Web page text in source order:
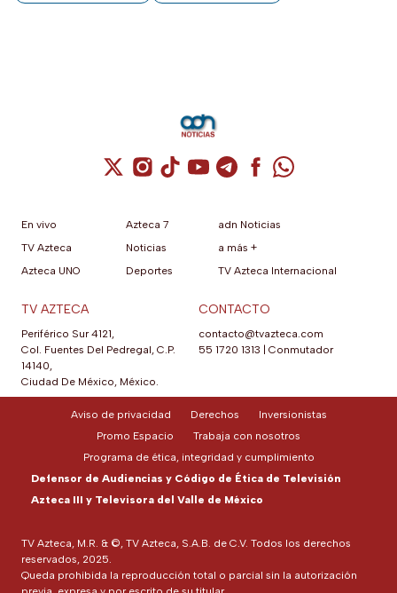
Cuenta de X / Twitter (se abre en una
Cuenta de Instagram (se abre en una
Cuenta de TikTok (se abre en
Cuenta de YouTube (se abre
Cuenta de Telegram (se
Cuenta de
Cuenta de
En vivo
TV Azteca
Azteca UNO
Azteca 7
Noticias
Deportes
adn Noticias
a más +
TV Azteca Internacional
TV AZTECA
Periférico Sur 4121,
Col. Fuentes Del Pedregal, C.P.
14140,
Ciudad De México, México.
CONTACTO
contacto@tvazteca.com
55 1720 1313 | Conmutador
TV Azteca, M.R. & ©, TV Azteca, S.A.B. de C.V. Todos los derechos
reservados, 2025.
Queda prohibida la reproducción total o parcial sin la autorización
Aviso de privacidad Derechos
Inversionistas
Promo Espacio
Trabaja con nosotros
Programa de ética, integridad y cumplimiento
Defensor de Audiencias y Código de Ética de Televisión
Azteca III y Televisora del Valle de México